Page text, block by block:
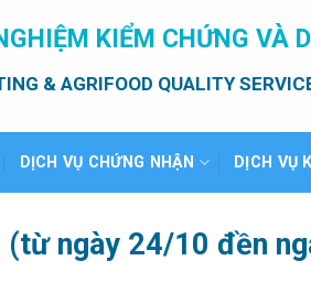
KIỂM CHỨNG VÀ
& AGRIFOOD QUALITY
DỊCH VỤ CHỨNG NHẬN DỊCH VỤ
ngày 24/10 đền